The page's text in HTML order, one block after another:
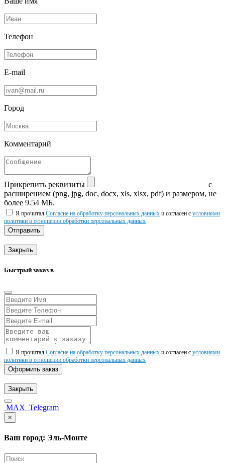
Телефон
E-mail
Город
Комментарий
Прикрепить реквизиты
с
расширением (png, jpg, doc, docx, xls, xlsx, pdf) и размером, не
более 9.54 МБ.
Я прочитал Согласие на обработку персональных данных и согласен с условиями
политики в отношении обработки персональных данных
Отправить
Закрыть
Быстрый заказ в
Я прочитал Согласие на обработку персональных данных и согласен с условиями
политики в отношении обработки персональных данных
Оформить заказ
Закрыть
MAX Telegram
×
Ваш город: Эль-Монте